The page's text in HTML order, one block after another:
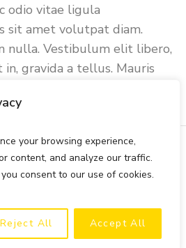
your browsing experience,
content, and analyze our traffic.
consent to our use of cookies.
Reject All Accept All
odio vitae ligula
sit amet volutpat diam.
nulla. Vestibulum elit libero,
gravida a tellus. Mauris
| All rights reserved